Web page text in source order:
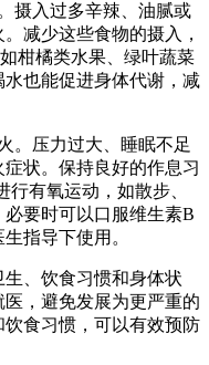
摄入过多辛辣、油腻或
减少这些食物的摄入，
柑橘类水果、绿叶蔬菜
也能促进身体代谢，减
。压力过大、睡眠不足
状。保持良好的作息习
有氧运动，如散步、
要时可以口服维生素B
指导下使用。
、饮食习惯和身体状
，避免发展为更严重的
食习惯，可以有效预防